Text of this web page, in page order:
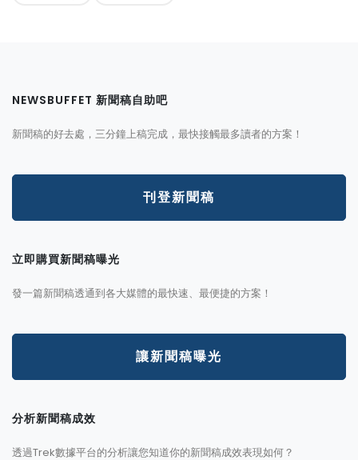
NEWSBUFFET 新聞稿自助吧
新聞稿的好去處，三分鐘上稿完成，最快接觸最多讀者的方案！
刊登新聞稿
立即購買新聞稿曝光
發一篇新聞稿透通到各大媒體的最快速、最便捷的方案！
讓新聞稿曝光
分析新聞稿成效
透過Trek數據平台的分析讓您知道你的新聞稿成效表現如何？